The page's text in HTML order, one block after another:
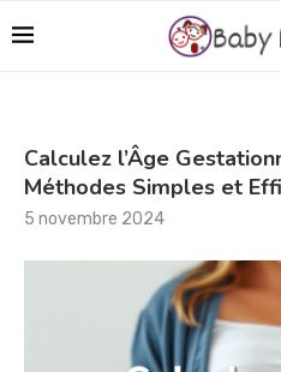
Calculez l’Âge
Méthodes Simples et
5 novembre 2024